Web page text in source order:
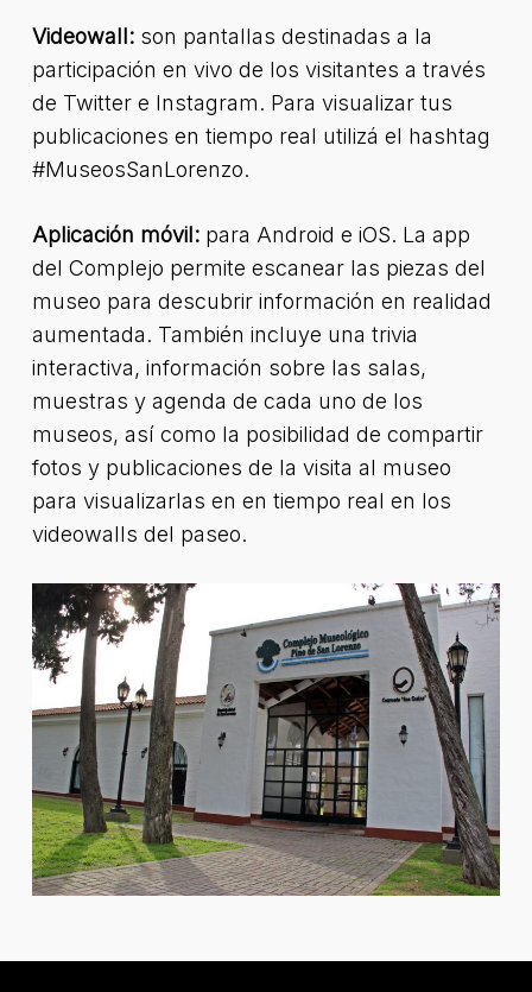
Videowall:son pantallas destinadas a la
participación en vivo de los visitantes a través
de Twitter e Instagram. Para visualizar tus
publicaciones en tiempo real utilizá el hashtag
#MuseosSanLorenzo.
Aplicación móvil:para Android e iOS. La app
del Complejo permite escanear las piezas del
museo para descubrir información en realidad
aumentada. También incluye una trivia
interactiva, información sobre las salas,
muestras y agenda de cada uno de los
museos, así como la posibilidad de compartir
fotos y publicaciones de la visita al museo
para visualizarlas en en tiempo real en los
videowalls del paseo.